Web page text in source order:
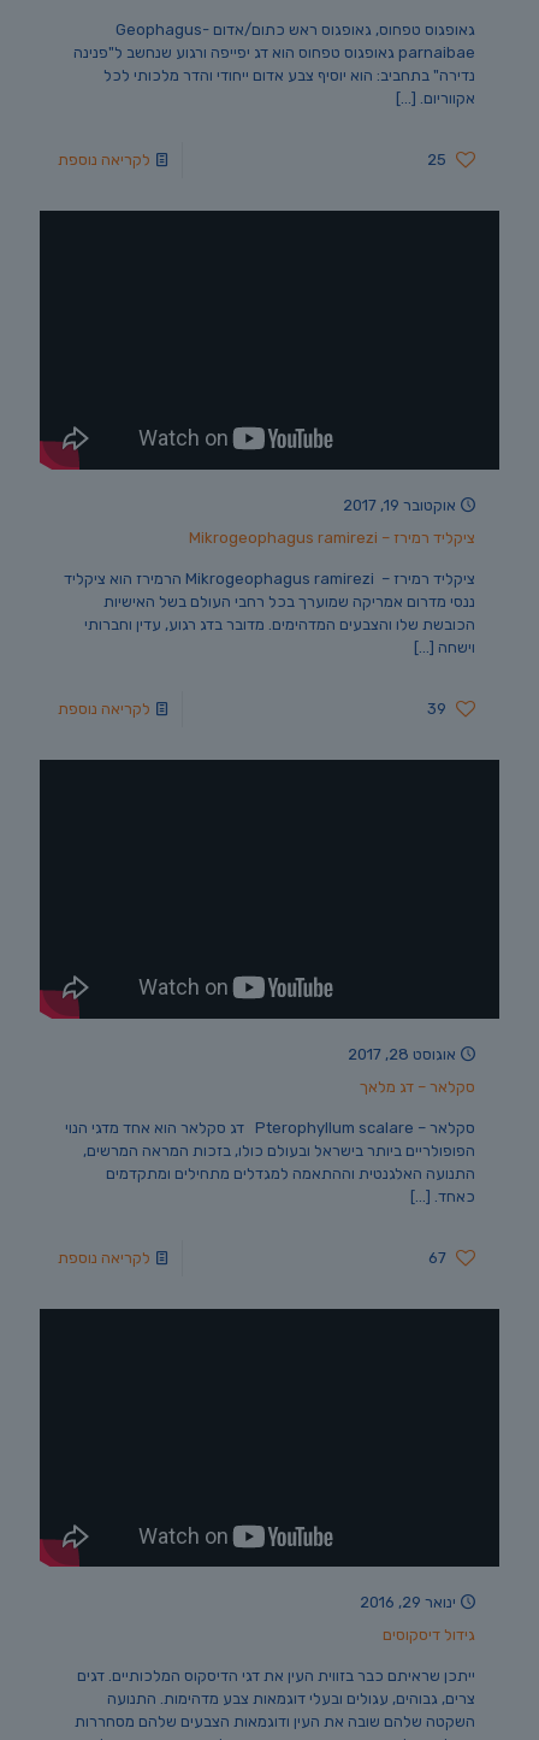
גאופגוס טפחוס, גאופגוס ראש כתום/אדום -Geophagus
parnaibae גאופגוס טפחוס הוא דג יפייפה ורגוע שנחשב ל"פנינה
נדירה" בתחביב: הוא יוסיף צבע אדום ייחודי והדר מלכותי לכל
אקווריום. […]
25 לקריאה נוספת
אוקטובר 19, 2017
ציקליד רמירז – Mikrogeophagus ramirezi
ציקליד רמירז – Mikrogeophagus ramirezi הרמירז הוא ציקליד
ננסי מדרום אמריקה שמוערך בכל רחבי העולם בשל האישיות
הכובשת שלו והצבעים המדהימים. מדובר בדג רגוע, עדין וחברותי
וישחה […]
39 לקריאה נוספת
אוגוסט 28, 2017
סקלאר – דג מלאך
סקלאר – Pterophyllum scalare דג סקלאר הוא אחד מדגי הנוי
הפופולריים ביותר בישראל ובעולם כולו, בזכות המראה המרשים,
התנועה האלגנטית וההתאמה למגדלים מתחילים ומתקדמים
כאחד. […]
67 לקריאה נוספת
ינואר 29, 2016
גידול דיסקוסים
ייתכן שראיתם כבר בזווית העין את דגי הדיסקוס המלכותיים. דגים
צרים, גבוהים, עגולים ובעלי דוגמאות צבע מדהימות. התנועה
השקטה שלהם שובה את העין ודוגמאות הצבעים שלהם מסחררות